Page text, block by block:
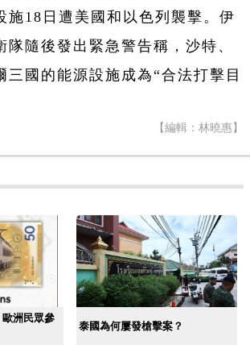
施18日遭美國和以色列襲擊。伊
隊隨後發出緊急警告稱，沙特、
三國的能源設施成為“合法打擊目
【編輯：林曉惠】
洲民眾參
泰國為何屢發槍擊案？